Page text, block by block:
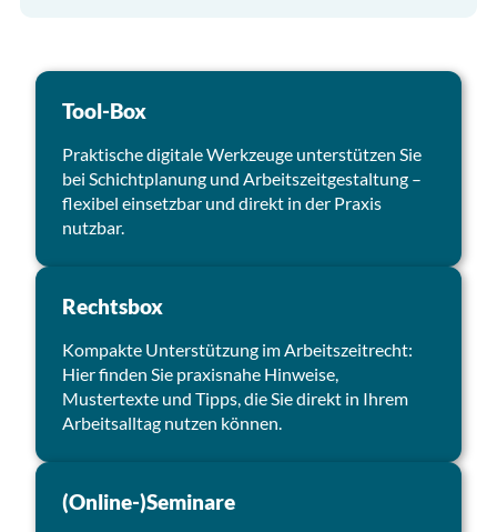
Tool-Box
Praktische digitale Werkzeuge unterstützen Sie
bei Schichtplanung und Arbeitszeitgestaltung –
flexibel einsetzbar und direkt in der Praxis
nutzbar.
Rechtsbox
Kompakte Unterstützung im Arbeitszeitrecht:
Hier finden Sie praxisnahe Hinweise,
Mustertexte und Tipps, die Sie direkt in Ihrem
Arbeitsalltag nutzen können.
(Online-)Seminare